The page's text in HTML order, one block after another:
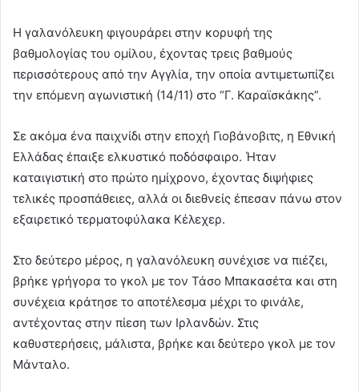
Η γαλανόλευκη φιγουράρει στην κορυφή της
βαθμολογίας του ομίλου, έχοντας τρεις βαθμούς
περισσότερους από την Αγγλία, την οποία αντιμετωπίζει
την επόμενη αγωνιστική (14/11) στο “Γ. Καραϊσκάκης”.
Σε ακόμα ένα παιχνίδι στην εποχή Γιοβάνοβιτς, η Εθνική
Ελλάδας έπαιξε ελκυστικό ποδόσφαιρο. Ήταν
καταιγιστική στο πρώτο ημίχρονο, έχοντας διψήφιες
τελικές προσπάθειες, αλλά οι διεθνείς έπεσαν πάνω στον
εξαιρετικό τερματοφύλακα Κέλεχερ.
Στο δεύτερο μέρος, η γαλανόλευκη συνέχισε να πιέζει,
βρήκε γρήγορα το γκολ με τον Τάσο Μπακασέτα και στη
συνέχεια κράτησε το αποτέλεσμα μέχρι το φινάλε,
αντέχοντας στην πίεση των Ιρλανδών. Στις
καθυστερήσεις, μάλιστα, βρήκε και δεύτερο γκολ με τον
Μάνταλο.